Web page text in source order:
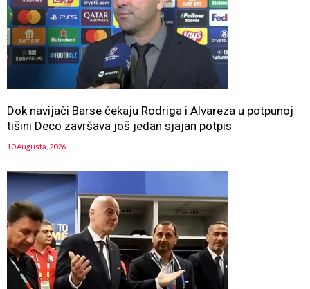
Dok navijači Barse čekaju Rodriga i Alvareza u potpunoj
tišini Deco završava još jedan sjajan potpis
10 Augusta, 2026